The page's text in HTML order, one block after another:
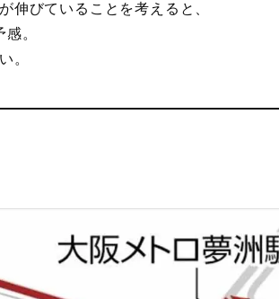
伸びていることを考えると、
。
。